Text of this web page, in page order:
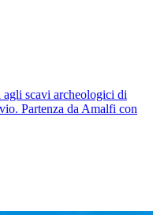
scavi archeologici di
Partenza da Amalfi con